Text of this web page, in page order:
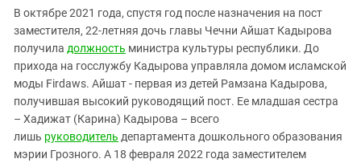
В октябре 2021 года, спустя год после назначения на пост
заместителя, 22-летняя дочь главы Чечни Айшат Кадырова
получила должность министра культуры республики. До
прихода на госслужбу Кадырова управляла домом исламской
моды Firdaws. Айшат - первая из детей Рамзана Кадырова,
получившая высокий руководящий пост. Ее младшая сестра
– Хадижат (Карина) Кадырова – всего
лишь руководитель департамента дошкольного образования
мэрии Грозного. А 18 февраля 2022 года заместителем